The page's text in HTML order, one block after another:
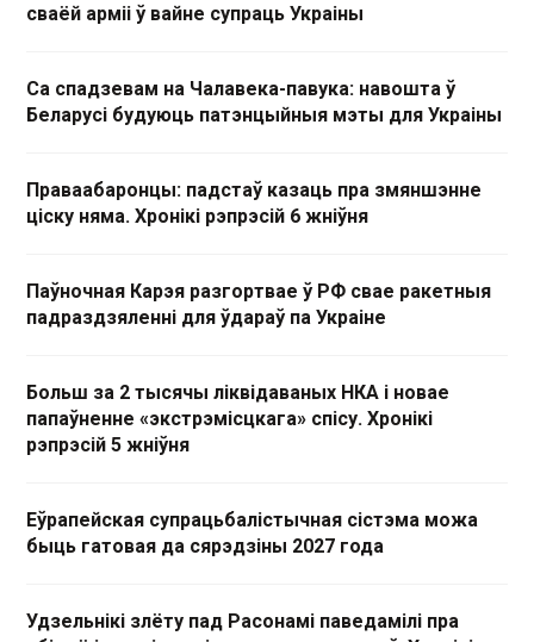
сваёй арміі ў вайне супраць Украіны
Са спадзевам на Чалавека-павука: навошта ў
Беларусі будуюць патэнцыйныя мэты для Украіны
Праваабаронцы: падстаў казаць пра змяншэнне
ціску няма. Хронікі рэпрэсій 6 жніўня
Паўночная Карэя разгортвае ў РФ свае ракетныя
падраздзяленні для ўдараў па Украіне
Больш за 2 тысячы ліквідаваных НКА і новае
папаўненне «экстрэмісцкага» спісу. Хронікі
рэпрэсій 5 жніўня
Еўрапейская супрацьбалістычная сістэма можа
быць гатовая да сярэдзіны 2027 года
Удзельнікі злёту пад Расонамі паведамілі пра